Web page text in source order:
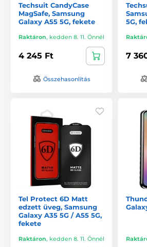
Techsuit CandyCase
MagSafe, Samsung
Galaxy A55 5G, fekete
Raktáron, kedden 8. 11. Önnél
4 245 Ft
Összehasonlítás
5G,
7
Tel Protect 6D Matt
edzett üveg, Samsung
Galaxy A35 5G / A55 5G,
fekete
Raktáron, kedden 8. 11. Önnél